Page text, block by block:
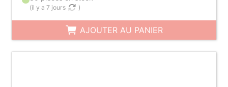
(il y a 7 jours )
AJOUTER AU PANIER